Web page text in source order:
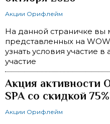
Акции Орифлейм
На данной страничке вы
представленных на
узнать условия участие
участие
Акция активности
SPA со скидкой
Акции Орифлейм